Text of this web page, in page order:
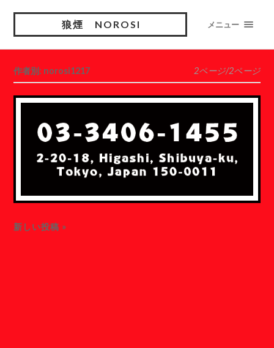
狼煙 NOROSI メニュー
作者別: norosi1217 2ページ/2ページ
新しい投稿 »